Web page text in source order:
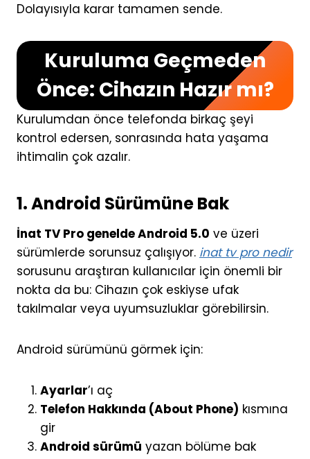
Dolayısıyla karar tamamen sende.
Kuruluma Geçmeden
Önce: Cihazın Hazır mı?
Kurulumdan önce telefonda birkaç şeyi
kontrol edersen, sonrasında hata yaşama
ihtimalin çok azalır.
1. Android Sürümüne Bak
İnat TV Pro genelde Android 5.0 ve üzeri
sürümlerde sorunsuz çalışıyor. inat tv pro nedir
sorusunu araştıran kullanıcılar için önemli bir
nokta da bu: Cihazın çok eskiyse ufak
takılmalar veya uyumsuzluklar görebilirsin.
Android sürümünü görmek için:
Ayarlar’ı aç
Telefon Hakkında (About Phone) kısmına
gir
Android sürümü yazan bölüme bak